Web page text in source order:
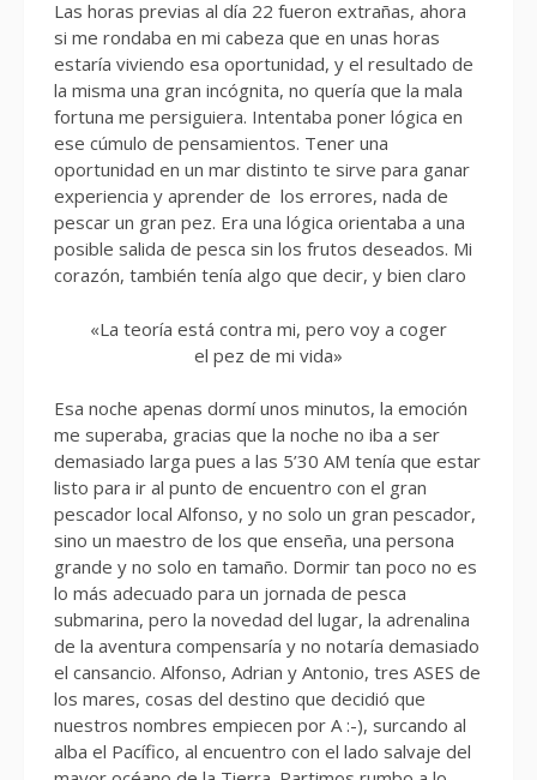
Las horas previas al día 22 fueron extrañas, ahora
si me rondaba en mi cabeza que en unas horas
estaría viviendo esa oportunidad, y el resultado de
la misma una gran incógnita, no quería que la mala
fortuna me persiguiera. Intentaba poner lógica en
ese cúmulo de pensamientos. Tener una
oportunidad en un mar distinto te sirve para ganar
experiencia y aprender de los errores, nada de
pescar un gran pez. Era una lógica orientaba a una
posible salida de pesca sin los frutos deseados. Mi
corazón, también tenía algo que decir, y bien claro
«La teoría está contra mi, pero voy a coger
el pez de mi vida»
Esa noche apenas dormí unos minutos, la emoción
me superaba, gracias que la noche no iba a ser
demasiado larga pues a las 5’30 AM tenía que estar
listo para ir al punto de encuentro con el gran
pescador local Alfonso, y no solo un gran pescador,
sino un maestro de los que enseña, una persona
grande y no solo en tamaño. Dormir tan poco no es
lo más adecuado para un jornada de pesca
submarina, pero la novedad del lugar, la adrenalina
de la aventura compensaría y no notaría demasiado
el cansancio. Alfonso, Adrian y Antonio, tres ASES de
los mares, cosas del destino que decidió que
nuestros nombres empiecen por A :-), surcando al
alba el Pacífico, al encuentro con el lado salvaje del